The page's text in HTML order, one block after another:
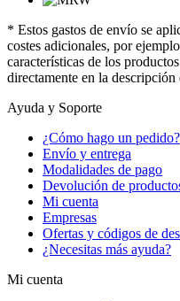
* Estos gastos de envío se
costes adicionales, por
características de los
directamente en la
Ayuda y Soporte
¿Cómo hago un pedido?
Envío y entrega
Modalidades de pago
Devolución de
Mi cuenta
Empresas
Ofertas y códigos de
¿Necesitas más ayuda?
Mi cuenta